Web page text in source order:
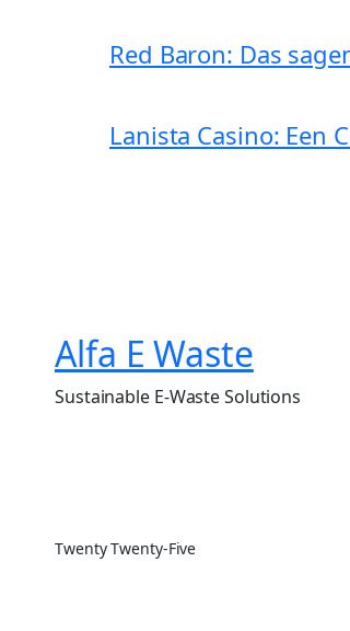
Red Baron: Das
Lanista Casino: Een
Alfa E Waste
Sustainable E-Waste Solutions
Twenty Twenty-Five